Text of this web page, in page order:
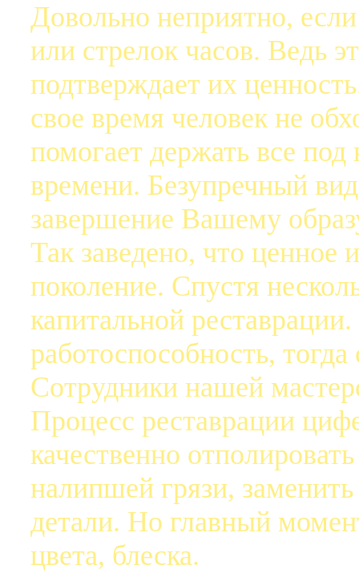
Довольно неприятно,
или стрелок часов. Ведь
подтверждает их
свое время человек не
помогает держать все
времени. Безупречный вид
завершение Вашему
Так заведено, что ценное
поколение. Спустя
капитальной
работоспособность,
Сотрудники нашей
Процесс реставрации
качественно
налипшей грязи,
детали. Но главный
цвета, блеска.